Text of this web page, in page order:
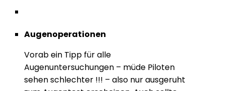
Augenoperationen
Vorab ein Tipp für alle
Augenuntersuchungen – müde Piloten
sehen schlechter !!! – also nur ausgeruht